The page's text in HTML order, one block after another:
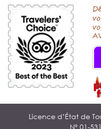
Licence d’État de
N° 01-